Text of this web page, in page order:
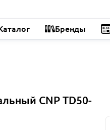
Бренды
CNP TD50-